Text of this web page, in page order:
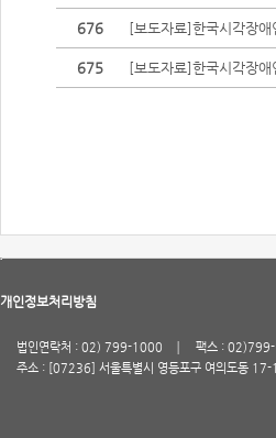
676 [보도자료]한국시각장애
675 [보도자료]한국시각장
개인정보처리방침
법인연락처 : 02) 799-1000
팩스 :
주소 : [07236] 서울특별시 영등포구 여의도동